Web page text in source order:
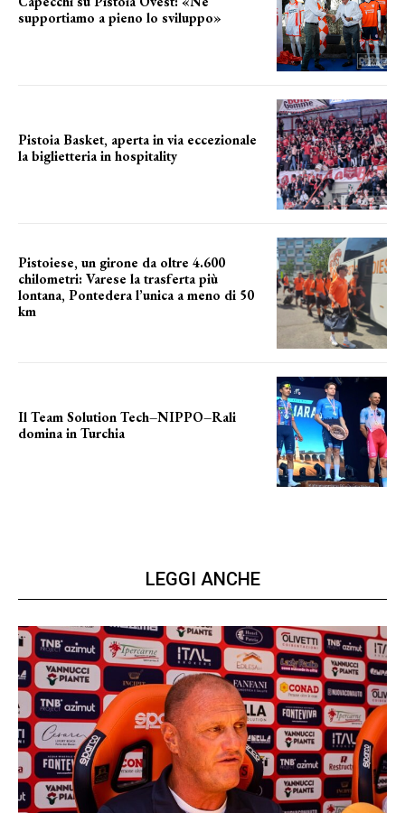
supportiamo a pieno lo sviluppo»
Pistoia Basket, aperta in via eccezionale
la biglietteria in hospitality
Pistoiese, un girone da oltre 4.600
chilometri: Varese la trasferta più
lontana, Pontedera l’unica a meno di 50
km
Il Team Solution Tech–NIPPO–Rali
domina in Turchia
LEGGI ANCHE